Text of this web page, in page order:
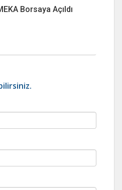
Borsaya Açıldı